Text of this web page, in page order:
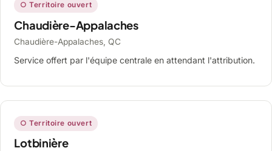
○ Territoire ouvert
Chaudière-Appalaches
Chaudière-Appalaches, QC
Service offert par l'équipe centrale en attendant l'attribution.
○ Territoire ouvert
Lotbinière